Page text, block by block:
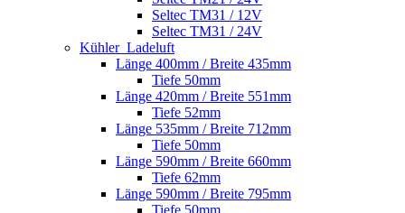
Seltec TM31 / 12V
Seltec TM31 / 24V
Kühler_Ladeluft
Länge 400mm / Breite 435mm
Tiefe 50mm
Länge 420mm / Breite 551mm
Tiefe 52mm
Länge 535mm / Breite 712mm
Tiefe 50mm
Länge 590mm / Breite 660mm
Tiefe 62mm
Länge 590mm / Breite 795mm
Tiefe 50mm